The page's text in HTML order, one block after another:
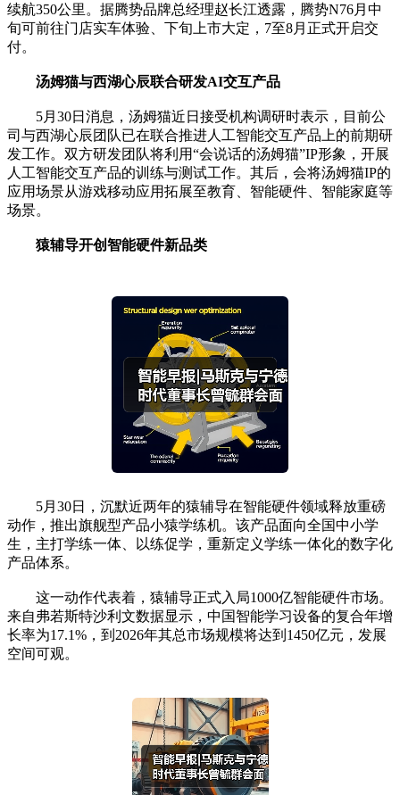
续航350公里。据腾势品牌总经理赵长江透露，腾势N76月中
旬可前往门店实车体验、下旬上市大定，7至8月正式开启交
付。
汤姆猫与西湖心辰联合研发AI交互产品
5月30日消息，汤姆猫近日接受机构调研时表示，目前公
司与西湖心辰团队已在联合推进人工智能交互产品上的前期研
发工作。双方研发团队将利用“会说话的汤姆猫”IP形象，开展
人工智能交互产品的训练与测试工作。其后，会将汤姆猫IP的
应用场景从游戏移动应用拓展至教育、智能硬件、智能家庭等
场景。
猿辅导开创智能硬件新品类
5月30日，沉默近两年的猿辅导在智能硬件领域释放重磅
动作，推出旗舰型产品小猿学练机。该产品面向全国中小学
生，主打学练一体、以练促学，重新定义学练一体化的数字化
产品体系。
这一动作代表着，猿辅导正式入局1000亿智能硬件市场。
来自弗若斯特沙利文数据显示，中国智能学习设备的复合年增
长率为17.1%，到2026年其总市场规模将达到1450亿元，发展
空间可观。